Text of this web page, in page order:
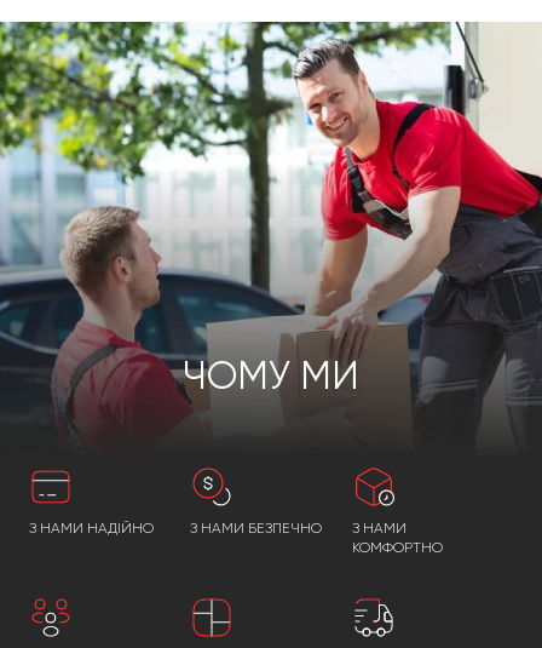
ЧОМУ МИ
З НАМИ НАДІЙНО З НАМИ БЕЗПЕЧНО
З НАМИ
КОМФОРТНО